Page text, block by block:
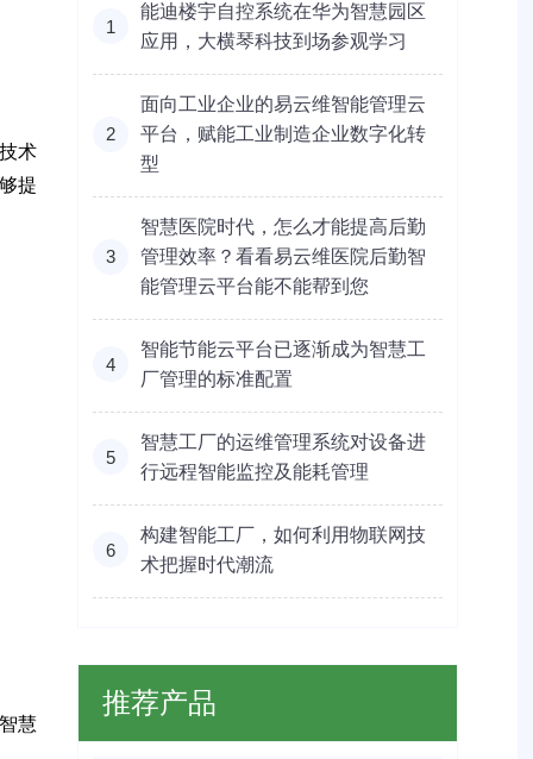
术
提
慧
1
能迪楼宇自控系统在华为智慧园区
应用，大横琴科技到场参观学习
2
面向工业企业的易云维智能管理云
平台，赋能工业制造企业数字化转
型
3
智慧医院时代，怎么才能提高后勤
管理效率？看看易云维医院后勤智
能管理云平台能不能帮到您
4
智能节能云平台已逐渐成为智慧工
厂管理的标准配置
5
智慧工厂的运维管理系统对设备进
行远程智能监控及能耗管理
6
构建智能工厂，如何利用物联网技
术把握时代潮流
推荐产品